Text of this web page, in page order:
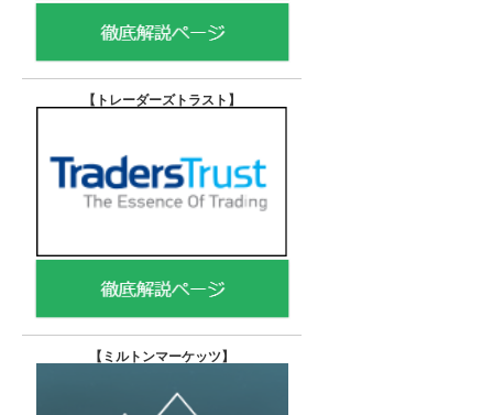
【トレーダーズトラスト 】
【 ミルトンマーケッツ】